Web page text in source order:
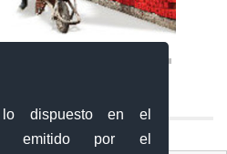
dispuesto en el
emitido por el